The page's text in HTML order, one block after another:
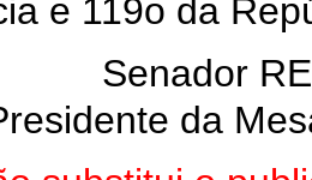
e 119o da
Senador
da